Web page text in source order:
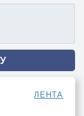
ЛЕНТА